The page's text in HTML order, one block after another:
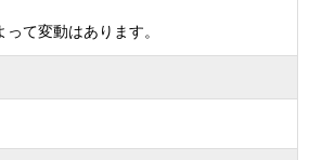
て変動はあります。